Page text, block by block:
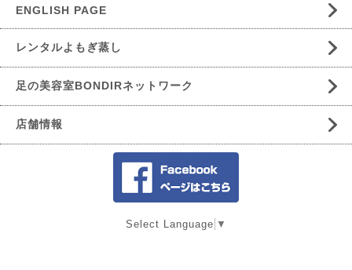
ENGLISH PAGE
レンタルよもぎ蒸し
足の美容室BONDIRネットワーク
店舗情報
Select Language ▼